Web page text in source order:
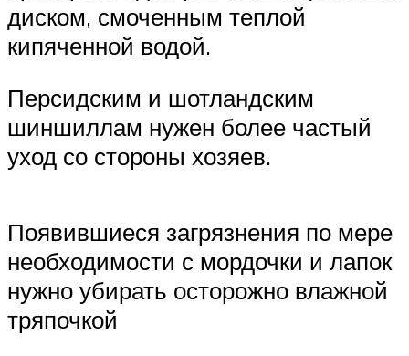
диском, смоченным теплой
кипяченной водой.
Персидским и шотландским
шиншиллам нужен более частый
уход со стороны хозяев.
Появившиеся загрязнения по мере
необходимости с мордочки и лапок
нужно убирать осторожно влажной
тряпочкой